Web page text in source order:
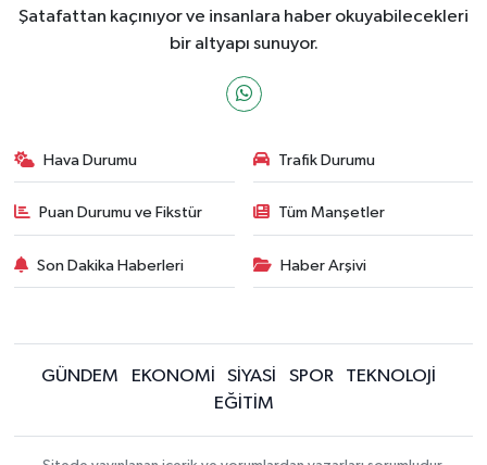
Şatafattan kaçınıyor ve insanlara haber okuyabilecekleri
bir altyapı sunuyor.
Hava Durumu Trafik Durumu
Puan Durumu ve Fikstür Tüm Manşetler
Son Dakika Haberleri Haber Arşivi
GÜNDEM EKONOMİ SİYASİ SPOR
TEKNOLOJİ
EĞİTİM